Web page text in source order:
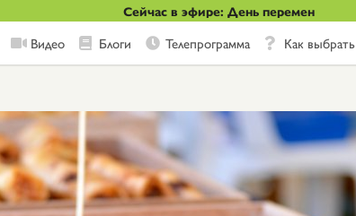
Сейчас в эфире: День перемен
Видео Блоги Телепрограмма Как выбрать